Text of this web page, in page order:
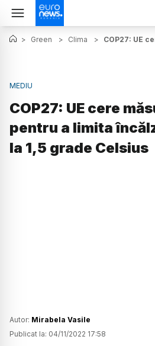
> Green > Clima > COP27: UE
MEDIU
COP27: UE cere
pentru a limita
la 1,5 grade Celsius
Autor: Mirabela Vasile
Publicat la: 04/11/2022 17:58